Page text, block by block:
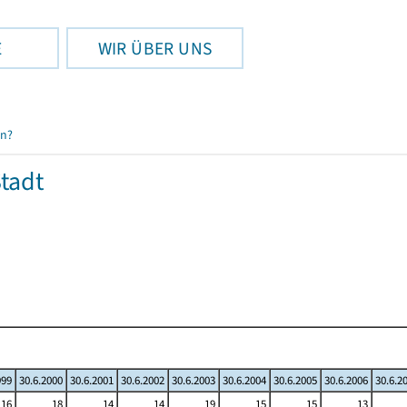
WIR ÜBER UNS
30.6.2000 30.6.2001 30.6.2002 30.6.2003 30.6.2004 30.6.2005 30.6.2006